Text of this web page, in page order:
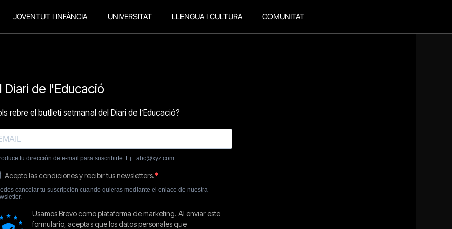
JOVENTUT I INFÀNCIA UNIVERSITAT LLENGUA I CULTURA COMUNITAT